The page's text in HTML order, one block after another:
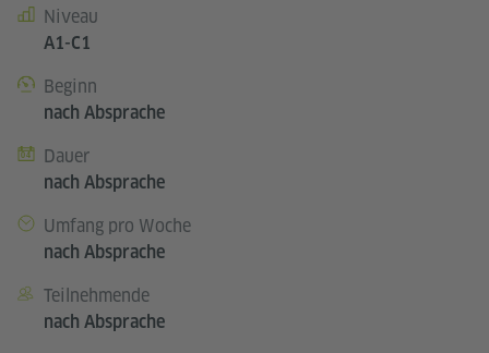
Kursdetails
Niveau
A1-C1
Beginn
nach Absprache
Dauer
nach Absprache
Umfang pro Woche
nach Absprache
Teilnehmende
nach Absprache